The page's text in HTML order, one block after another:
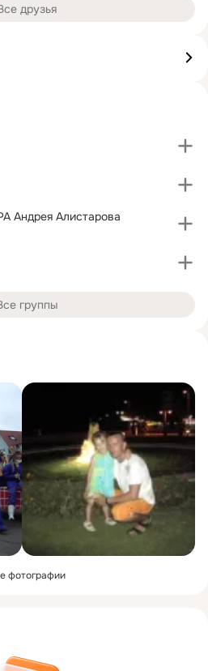
фотографии
друзья
Андрея Алистарова
группы